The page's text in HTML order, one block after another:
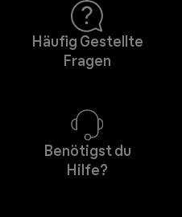
Häufig Gestellte
Fragen
Benötigst du
Hilfe?